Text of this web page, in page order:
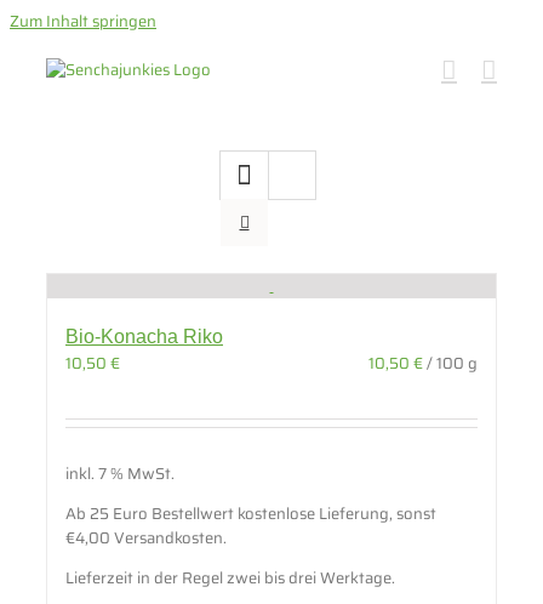
Zum Inhalt springen
Bio-Konacha Riko
10,50€ 10,50€/100 g
inkl. 7 % MwSt.
Ab 25 Euro Bestellwert kostenlose Lieferung, sonst
€4,00 Versandkosten.
Lieferzeit in der Regel zwei bis drei Werktage.